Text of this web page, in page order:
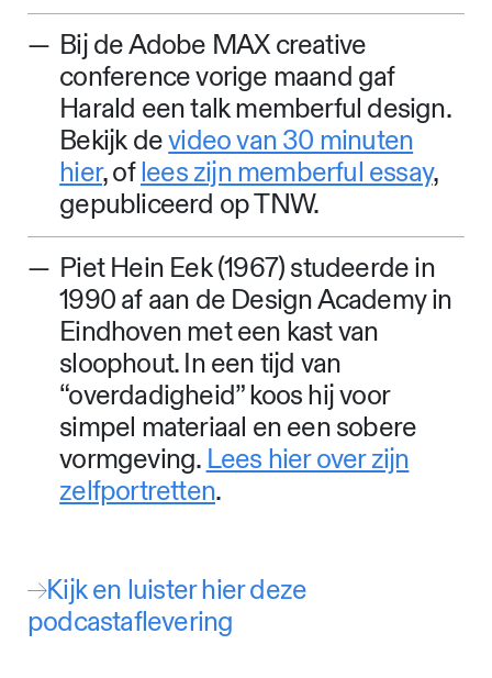
Bij de Adobe MAX creative
conference vorige maand gaf
Harald een talk memberful design.
Bekijk devideo van 30 minuten
hier, oflees zijn memberful essay,
gepubliceerd op TNW.
Piet Hein Eek (1967) studeerde in
1990 af aan de Design Academy in
Eindhoven met een kast van
sloophout. In een tijd van
“overdadigheid” koos hij voor
simpel materiaal en een sobere
vormgeving. Lees hier over zijn
zelfportretten.
Kijk en luister hier deze
podcastaflevering